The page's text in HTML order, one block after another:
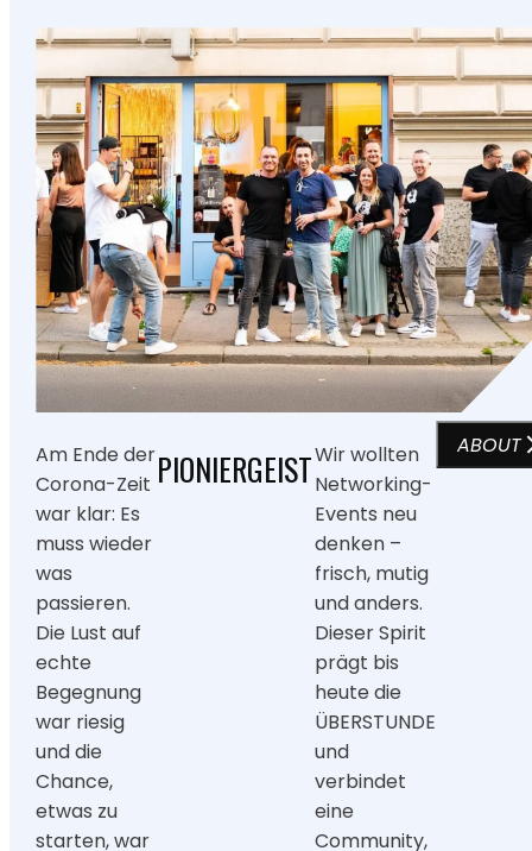
Am Ende der
Corona-Zeit
war klar: Es
muss wieder
was
passieren.
Die Lust auf
echte
Begegnung
war riesig
und die
Chance,
etwas zu
starten, war
PIONIERGEISTWir wollten
Networking-
Events neu
denken –
frisch, mutig
und anders.
Dieser Spirit
prägt bis
heute die
ÜBERSTUNDE
und
verbindet
eine
Community,
ABOUT